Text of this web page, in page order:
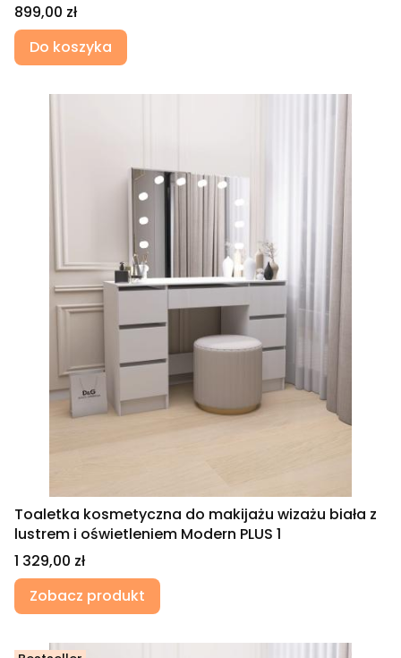
Cena
899,00 zł
Do koszyka
Toaletka kosmetyczna do makijażu wizażu biała z
lustrem i oświetleniem Modern PLUS 1
Cena
1 329,00 zł
Zobacz produkt